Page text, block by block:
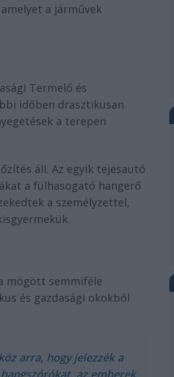
a járművek
Termelő és
időben drasztikusan
a terepen
áll. Az egyik tejesautó
a fülhasogató hangerő
a személyzettel,
mögött semmiféle
és gazdasági okokból
arra, hogy jelezzék a
az emberek